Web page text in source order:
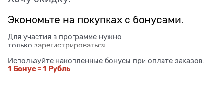
Экономьте на покупках с бонусами.
Для участия в программе нужно
только зарегистрироваться
Используйте накопленные бонусы при оплате заказов.
1 Бонус = 1 Рубль